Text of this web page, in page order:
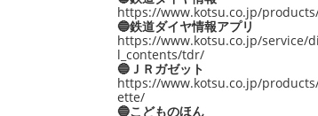
https://www.kotsu.co.jp/
🔵鉄道ダイヤ情報アプリ
https://www.kotsu.co.jp/service/
l_contents/tdr/
🔵ＪＲガゼット
https://www.kotsu.co.jp/
ette/
🔵こどものほん